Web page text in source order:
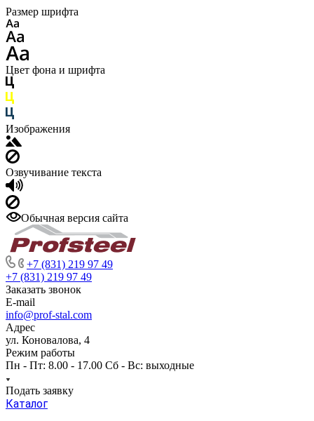
Размер шрифта
Цвет фона и шрифта
Изображения
Озвучивание текста
Обычная версия сайта
+7 (831) 219 97 49
+7 (831) 219 97 49
Заказать звонок
E-mail
info@prof-stal.com
Адрес
ул. Коновалова, 4
Режим работы
Пн - Пт: 8.00 - 17.00 Сб - Вс: выходные
Подать заявку
Каталог